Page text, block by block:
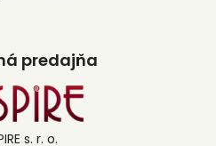
predajňa
s. r. o.